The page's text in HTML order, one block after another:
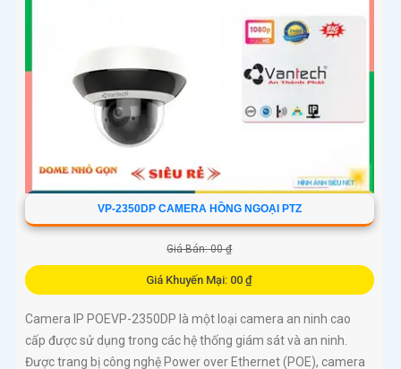
VP-2350DP CAMERA HỒNG NGOẠI PTZ
Giá Bán: 00 ₫
Giá Khuyến Mại: 00 ₫
Camera IP POEVP-2350DP là một loại camera an ninh cao
cấp được sử dụng trong các hệ thống giám sát và an ninh.
Được trang bị công nghệ Power over Ethernet (POE), camera